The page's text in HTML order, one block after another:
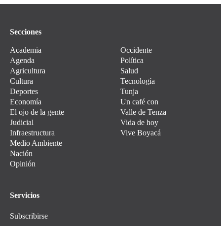
Secciones
Academia
Agenda
Agricultura
Cultura
Deportes
Economía
El ojo de la gente
Judicial
Infraestructura
Medio Ambiente
Nación
Opinión
Occidente
Política
Salud
Tecnología
Tunja
Un café con
Valle de Tenza
Vida de hoy
Vive Boyacá
Servicios
Subscribirse